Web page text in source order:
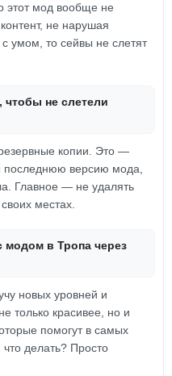
этот мод вообще не
не нарушая
умом, то сейвы не слетят
чтобы не слетели
копии. Это —
последнюю версию мода,
Главное — не удалять
местах.
модом в Тропа через
новых уровней и
только красивее, но и
помогут в самых
делать? Просто